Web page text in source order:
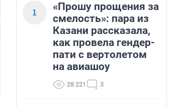
1
«Прошу прощения за
смелость»: пара из
Казани рассказала,
как провела гендер-
пати с вертолетом
на авиашоу
28 221 3